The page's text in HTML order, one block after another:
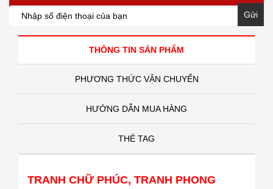
Gửi
THÔNG TIN SẢN PHẨM
PHƯƠNG THỨC VẬN CHUYỂN
HƯỚNG DẪN MUA HÀNG
THẺ TAG
TRANH CHỮ PHÚC, TRANH PHONG